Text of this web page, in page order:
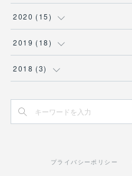
( 2)
( 1)
( 2 )
(2)
(1)
(1
(2)
(1)
(1)
(3
(1)
2020 (15)
(2)
(1
(
2019 (18)
(1
2018 (3)
プライバシーポリシー